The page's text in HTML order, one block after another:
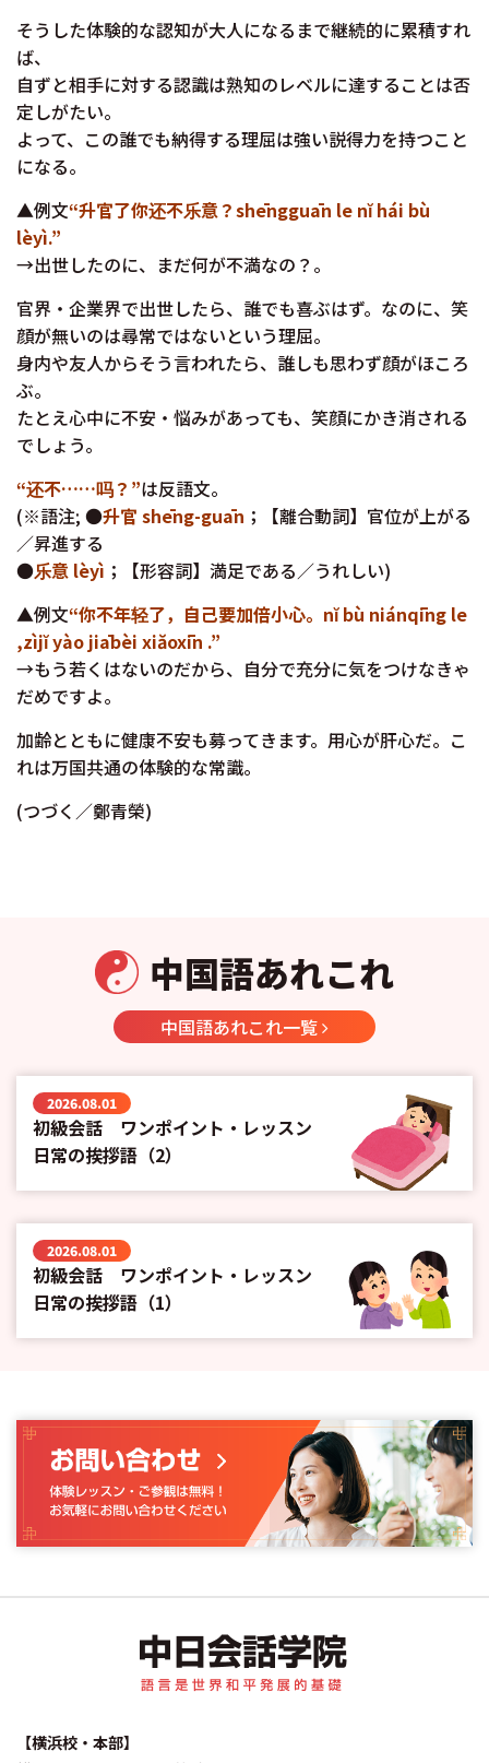
そうした体験的な認知が大人になるまで継続的に累積すれ
ば、
自ずと相手に対する認識は熟知のレベルに達することは否
定しがたい。
よって、この誰でも納得する理屈は強い説得力を持つこと
になる。
▲例文“升官了你还不乐意？shēngguān le nĭ hái bù
lèyì.”
→出世したのに、まだ何が不満なの？。
官界・企業界で出世したら、誰でも喜ぶはず。なのに、笑
顔が無いのは尋常ではないという理屈。
身内や友人からそう言われたら、誰しも思わず顔がほころ
ぶ。
たとえ心中に不安・悩みがあっても、笑顔にかき消される
でしょう。
“还不……吗？”は反語文。
(※語注; ●升官 shēng-guān ；【離合動詞】官位が上がる
／昇進する
●乐意 lèyì ；【形容詞】満足である／うれしい)
▲例文“你不年轻了，自己要加倍小心。nĭ bù niánqīng le
,zìjĭ yào jiābèi xiăoxīn .”
→もう若くはないのだから、自分で充分に気をつけなきゃ
だめですよ。
加齢とともに健康不安も募ってきます。用心が肝心だ。こ
れは万国共通の体験的な常識。
(つづく／鄭青榮)
中国語あれこれ
中国語あれこれ一覧
2026.08.01
初級会話 ワンポイント・レッスン
日常の挨拶語（2）
2026.08.01
初級会話 ワンポイント・レッスン
日常の挨拶語（1）
【横浜校・本部】